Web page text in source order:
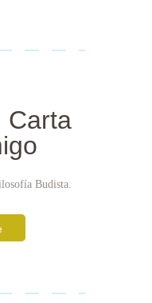
Carta
Budista.